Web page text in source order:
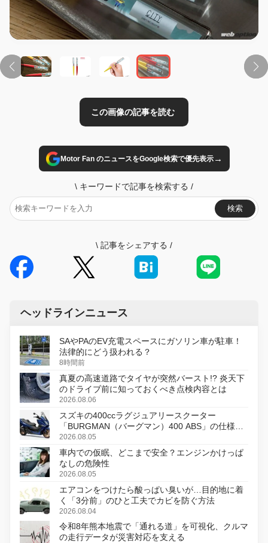
この画像の記事を読む
Motor Fan のニュースをGoogle検索で優先表示→
\ キーワードで記事を検索する /
検索
\ 記事をシェアする /
ヘッドラインニュース
SAやPAのEV充電スペースにガソリン車が駐車！
法律的にどう扱われる？
8時間前
真夏の高速道路でタイヤが突然バースト!? 炎天下
のドライブ前に知っておくべき点検内容とは
2026.08.06
スズキの400ccラグジュアリースクーター
「BURGMAN（バーグマン）400 ABS」の仕様を
変更し、8月18日に発売
2026.08.05
車内での仮眠、どこまで安全？エンジンかけっぱ
なしの危険性
2026.08.05
エアコンをつけたら酸っぱい臭いが…目的地に着
く「3分前」のひと工夫でカビを防ぐ方法
2026.08.04
令和8年熊本地震で「通れる道」を可視化、クルマ
の走行データが災害対応を支える